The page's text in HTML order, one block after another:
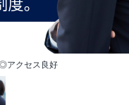
アクセス良好